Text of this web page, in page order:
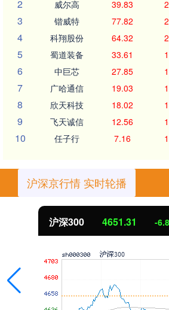
2 威尔高 39.83
3 锴威特 77.82
4 科翔股份 64.32
5 蜀道装备 33.61
6 中巨芯 27.85
7 广哈通信 19.03
8 欣天科技 18.02
9 飞天诚信 12.56
10 任子行 7.16
沪深京行情 实时轮播
沪深300 4651.31 -